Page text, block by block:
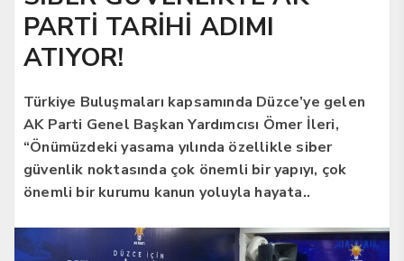
PARTİ TARİHİ ADIMI
ATIYOR!
Türkiye Buluşmaları kapsamında Düzce’ye gelen
AK Parti Genel Başkan Yardımcısı Ömer İleri,
“Önümüzdeki yasama yılında özellikle siber
güvenlik noktasında çok önemli bir yapıyı, çok
önemli bir kurumu kanun yoluyla hayata..